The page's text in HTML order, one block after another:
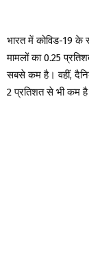
भारत में कोविड-19 के
मामलों का 0.25
सबसे कम है। वहीं,
2 प्रतिशत से भी कम